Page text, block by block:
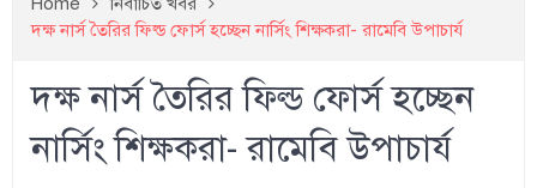
দক্ষ নার্স তৈরির ফিল্ড ফোর্স হচ্ছেন নার্সিং শিক্ষকরা- রামেবি উপাচার্য
দক্ষ নার্স তৈরির ফিল্ড ফোর্স হচ্ছেন
নার্সিং শিক্ষকরা- রামেবি উপাচার্য